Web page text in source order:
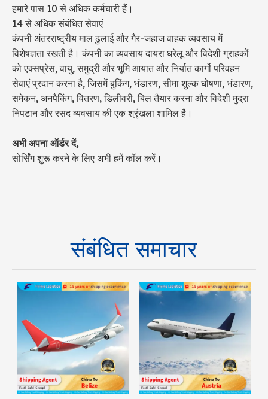
हमारे पास 10 से अधिक कर्मचारी हैं।
14 से अधिक संबंधित सेवाएं
कंपनी अंतरराष्ट्रीय माल ढुलाई और गैर-जहाज वाहक व्यवसाय में
विशेषज्ञता रखती है। कंपनी का व्यवसाय दायरा घरेलू और विदेशी ग्राहकों
को एक्सप्रेस, वायु, समुद्री और भूमि आयात और निर्यात कार्गो परिवहन
सेवाएं प्रदान करना है, जिसमें बुकिंग, भंडारण, सीमा शुल्क घोषणा, भंडारण,
समेकन, अनपैकिंग, वितरण, डिलीवरी, बिल तैयार करना और विदेशी मुद्रा
निपटान और रसद व्यवसाय की एक श्रृंखला शामिल है।
अभी अपना ऑर्डर दें,
सोर्सिंग शुरू करने के लिए अभी हमें कॉल करें।
संबंधित समाचार